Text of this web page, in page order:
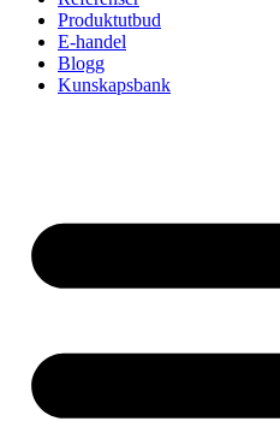
Produktutbud
E-handel
Blogg
Kunskapsbank